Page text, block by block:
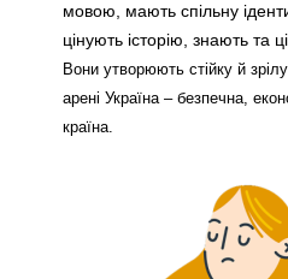
мовою, мають спільну
Вони утворюють стійку й
арені Україна – безпечна,
країна.